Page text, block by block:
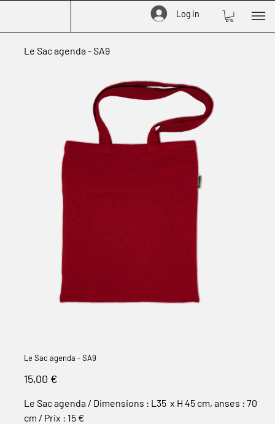
Log in
Le Sac agenda - SA9
Le Sac agenda - SA9
15,00 €
Le Sac agenda / Dimensions : L35 x H 45 cm, anses : 70
cm / Prix : 15 €